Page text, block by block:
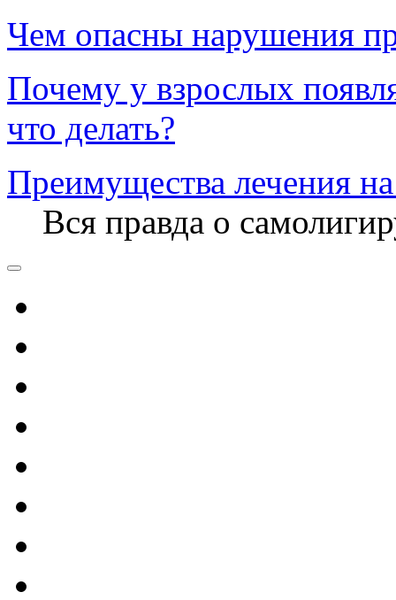
Чем опасны нарушения
Почему у взрослых
что делать?
Преимущества лечения
Вся правда о